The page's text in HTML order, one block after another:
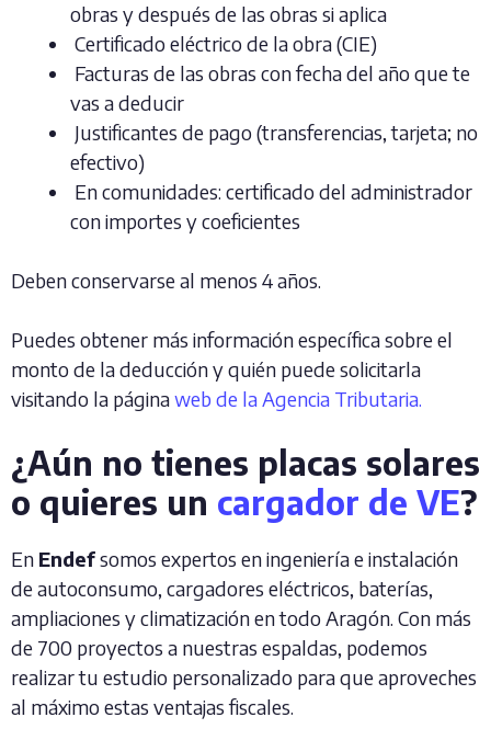
obras y después de las obras si aplica
Certificado eléctrico de la obra (CIE)
Facturas de las obras con fecha del año que te
vas a deducir
Justificantes de pago (transferencias, tarjeta; no
efectivo)
En comunidades: certificado del administrador
con importes y coeficientes
Deben conservarse al menos 4 años.
Puedes obtener más información específica sobre el
monto de la deducción y quién puede solicitarla
visitando la páginaweb de la Agencia Tributaria.
¿Aún no tienes placas solares
o quieres un cargador de VE?
En Endefsomos expertos en ingeniería e instalación
de autoconsumo, cargadores eléctricos, baterías,
ampliaciones y climatización en todo Aragón. Con más
de 700 proyectos a nuestras espaldas, podemos
realizar tu estudio personalizado para que aproveches
al máximo estas ventajas fiscales.